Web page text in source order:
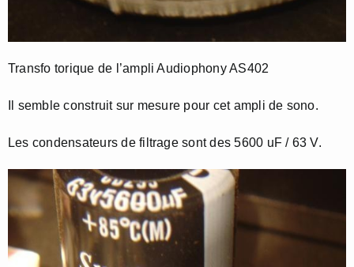
Transfo torique de l’ampli Audiophony AS402
Il semble construit sur mesure pour cet ampli de sono.
Les condensateurs de filtrage sont des 5600 uF / 63 V.